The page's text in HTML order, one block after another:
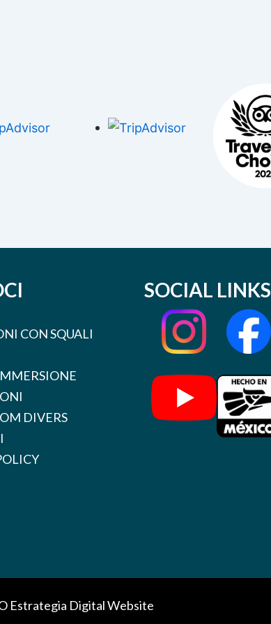
CON SQUALI
DIVERS
SOCIAL LINKS
Estrategia Digital Website